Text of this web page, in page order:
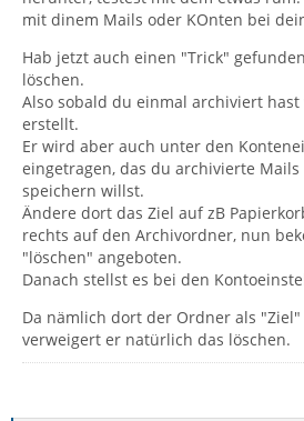
mit dinem Mails oder KOnten bei
Hab jetzt auch einen "Trick"
löschen.
Also sobald du einmal archiviert
erstellt.
Er wird aber auch unter den
eingetragen, das du archivierte
speichern willst.
Ändere dort das Ziel auf zB
rechts auf den Archivordner, nun
"löschen" angeboten.
Danach stellst es bei den
Da nämlich dort der Ordner als
verweigert er natürlich das löschen.